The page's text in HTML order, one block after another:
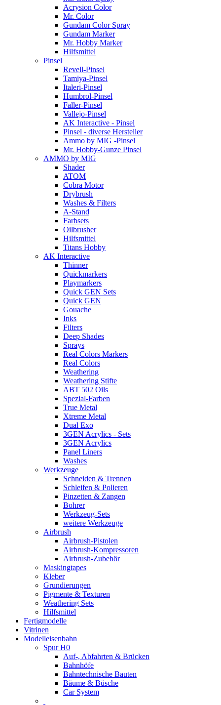
Acrysion Color
Mr. Color
Gundam Color Spray
Gundam Marker
Mr. Hobby Marker
Hilfsmittel
Pinsel
Revell-Pinsel
Tamiya-Pinsel
Italeri-Pinsel
Humbrol-Pinsel
Faller-Pinsel
Vallejo-Pinsel
AK Interactive - Pinsel
Pinsel - diverse Hersteller
Ammo by MIG -Pinsel
Mr. Hobby-Gunze Pinsel
AMMO by MIG
Shader
ATOM
Cobra Motor
Drybrush
Washes & Filters
A-Stand
Farbsets
Oilbrusher
Hilfsmittel
Titans Hobby
AK Interactive
Thinner
Quickmarkers
Playmarkers
Quick GEN Sets
Quick GEN
Gouache
Inks
Filters
Deep Shades
Sprays
Real Colors Markers
Real Colors
Weathering
Weathering Stifte
ABT 502 Oils
Spezial-Farben
True Metal
Xtreme Metal
Dual Exo
3GEN Acrylics - Sets
3GEN Acrylics
Panel Liners
Washes
Werkzeuge
Schneiden & Trennen
Schleifen & Polieren
Pinzetten & Zangen
Bohrer
Werkzeug-Sets
weitere Werkzeuge
Airbrush
Airbrush-Pistolen
Airbrush-Kompressoren
Airbrush-Zubehör
Maskingtapes
Kleber
Grundierungen
Pigmente & Texturen
Weathering Sets
Hilfsmittel
Fertigmodelle
Vitrinen
Modelleisenbahn
Spur H0
Auf-, Abfahrten & Brücken
Bahnhöfe
Bahntechnische Bauten
Bäume & Büsche
Car System